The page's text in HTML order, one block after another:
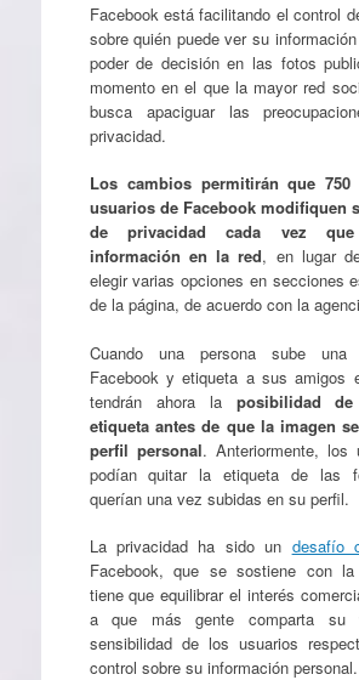
Facebook está facilitando el control
sobre quién puede ver su
poder de decisión en las fotos
momento en el que la mayor red
busca apaciguar las
privacidad.
Los cambios permitirán que
usuarios de Facebook modifiquen
de privacidad cada vez que
información en la red, en lugar
elegir varias opciones en secciones
de la página, de acuerdo con la
Cuando una persona sube una
Facebook y etiqueta a sus amigos
tendrán ahora la posibilidad
etiqueta antes de que la imagen
perfil personal. Anteriormente, los
podían quitar la etiqueta de las
querían una vez subidas en su perfil.
La privacidad ha sido un desafío
Facebook, que se sostiene con
tiene que equilibrar el interés
a que más gente comparta su
sensibilidad de los usuarios
control sobre su información personal.